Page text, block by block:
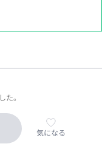
た。
気になる